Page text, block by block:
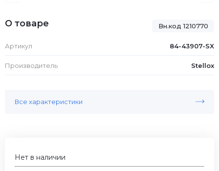
Вн.код 1210770
О товаре
Артикул 84-43907-SX
Производитель Stellox
Все характеристики
Нет в наличии